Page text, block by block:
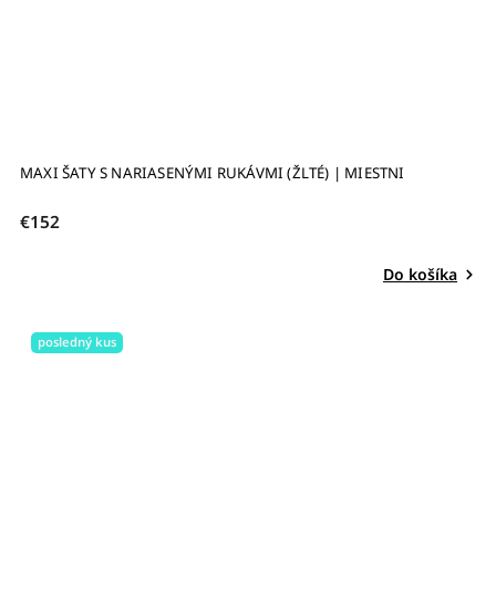
MAXI ŠATY S NARIASENÝMI RUKÁVMI (ŽLTÉ) | MIESTNI
€152
Do košíka
posledný kus